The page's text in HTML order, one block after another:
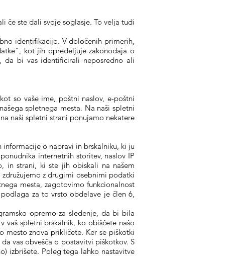
če ste dali svoje soglasje. To velja tudi
identifikacijo. V določenih primerih,
kot jih opredeljuje zakonodaja o
da bi vas identificirali neposredno ali
so vaše ime, poštni naslov, e-poštni
spletnega mesta. Na naši spletni
naši spletni strani ponujamo nekatere
o napravi in brskalniku, ki ju
internetnih storitev, naslov IP
in strani, ki ste jih obiskali na našem
z drugimi osebnimi podatki
mesta, zagotovimo funkcionalnost
za to vrsto obdelave je člen 6,
opremo za sledenje, da bi bila
vaš spletni brskalnik, ko obiščete našo
mesto znova prikličete. Ker se piškotki
vas obvešča o postavitvi piškotkov. S
izbrišete. Poleg tega lahko nastavitve